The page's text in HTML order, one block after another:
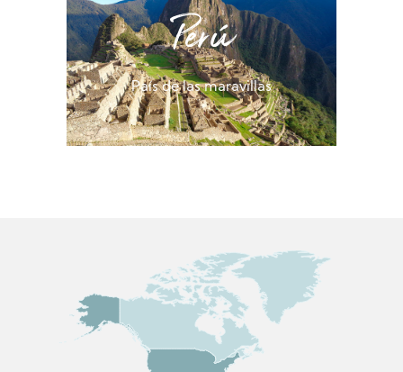
Perú
País de las maravillas